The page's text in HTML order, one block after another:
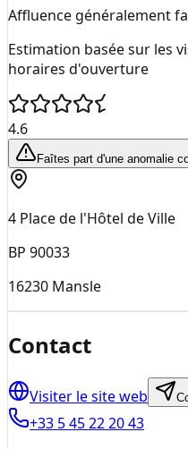
Affluence généralement
Estimation basée sur les
horaires d'ouverture
4.6
Faîtes part d'une anomalie
4 Place de l'Hôtel de Ville
BP 90033
16230 Mansle
Contact
Visiter le site web
+33 5 45 22 20 43